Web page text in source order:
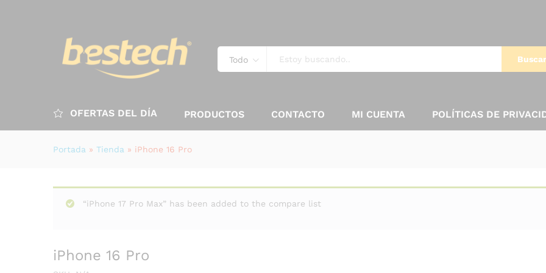
Todo Buscar
OFERTAS DEL DÍA PRODUCTOS CONTACTO MI CUENTA POLÍTICAS DE
Portada » Tienda » iPhone 16 Pro
“iPhone 17 Pro Max” has been added to the compare list
iPhone 16 Pro